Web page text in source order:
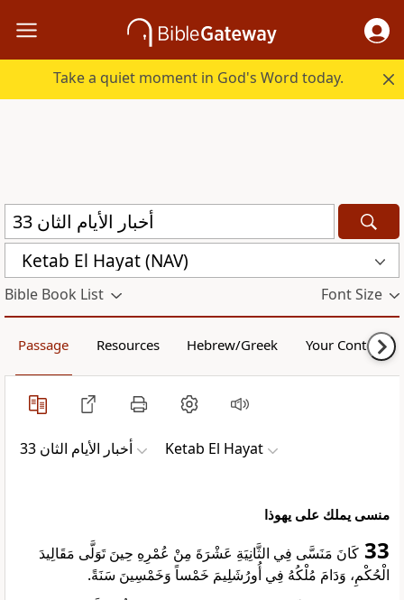
Take a quiet moment in God's Word today.
Ketab El Hayat (NAV)
Bible Book List Font Size
Passage Resources Hebrew/Greek Your Content
ﺃﺧﺒﺎﺭ ﺍﻷﻳﺎﻡ ﺍﻟﺜﺎﻥ 33 Ketab El Hayat
منسى يملك على يهوذا
33 كَانَ مَنَسَّى فِي الثَّانِيَةِ عَشْرَةَ مِنْ عُمْرِهِ حِينَ تَوَلَّى مَقَالِيدَ
الْحُكْمِ، وَدَامَ مُلْكُهُ فِي أُورُشَلِيمَ خَمْساً وَخَمْسِينَ سَنَةً.